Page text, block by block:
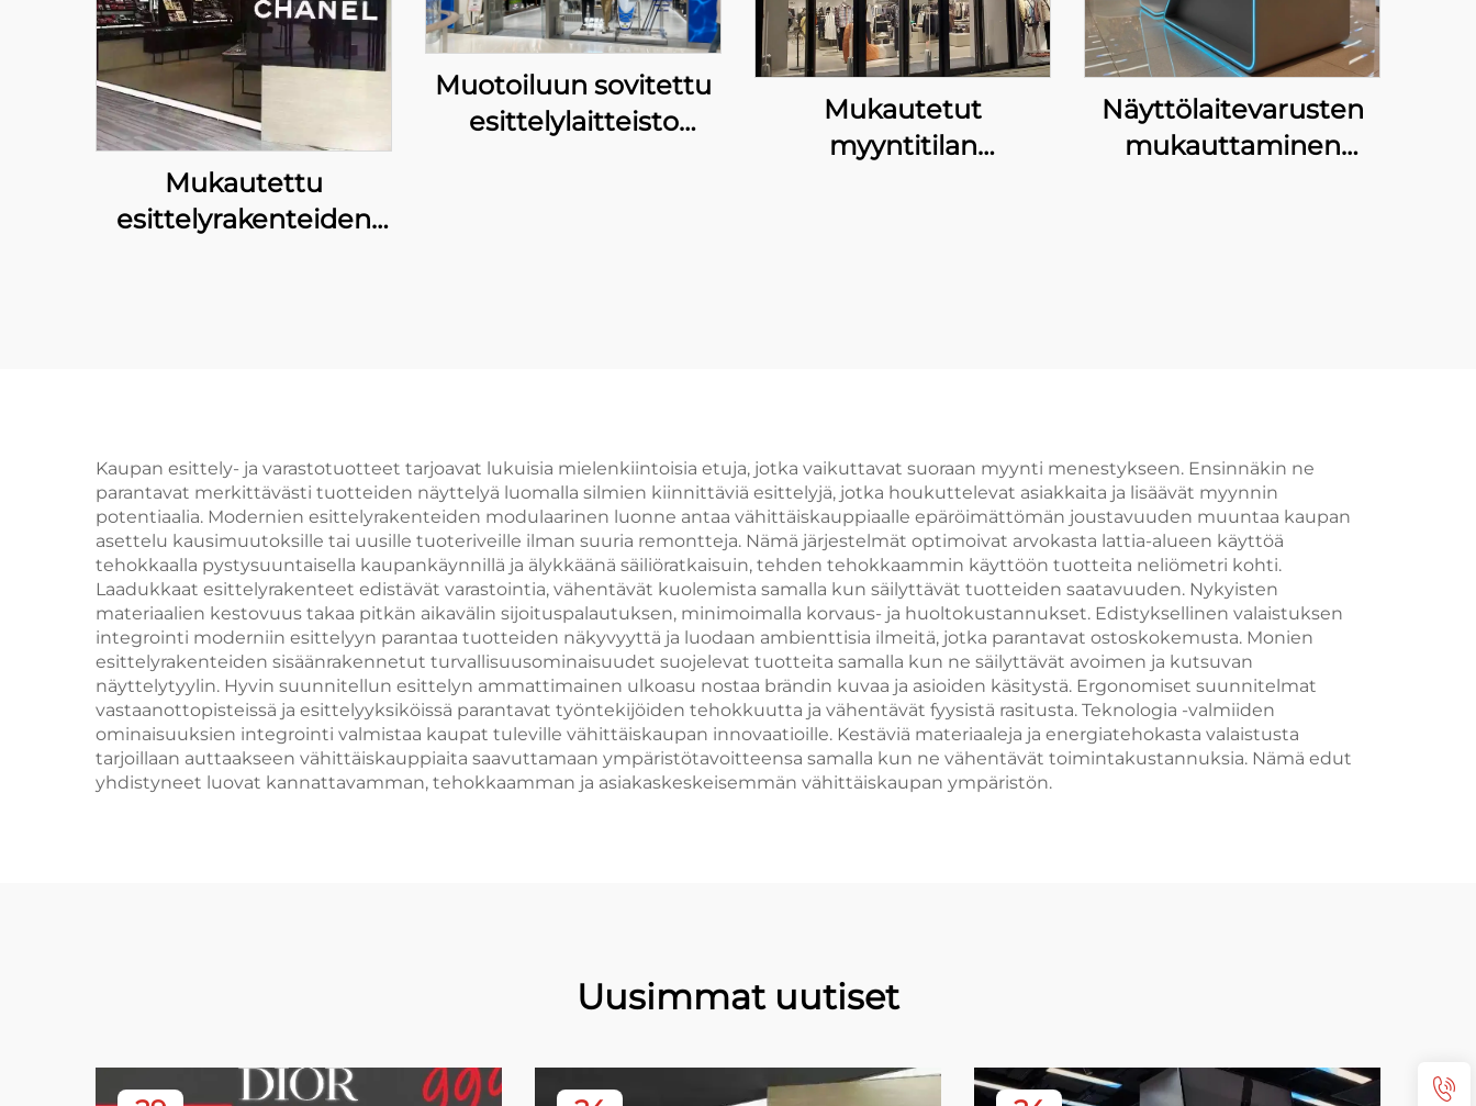
Mukautettu
esittelyrakenteiden
Muotoiluun sovitettu
esittelylaitteisto
Mukautetut
myyntitilan
Näyttölaitevarusten
mukauttaminen
Kaupan esittely- ja varastotuotteet tarjoavat lukuisia mielenkiintoisia etuja, jotka vaikuttavat suoraan myynti menestykseen. Ensinnäkin ne
parantavat merkittävästi tuotteiden näyttelyä luomalla silmien kiinnittäviä esittelyjä, jotka houkuttelevat asiakkaita ja lisäävät myynnin
potentiaalia. Modernien esittelyrakenteiden modulaarinen luonne antaa vähittäiskauppiaalle epäröimättömän joustavuuden muuntaa kaupan
asettelu kausimuutoksille tai uusille tuoteriveille ilman suuria remontteja. Nämä järjestelmät optimoivat arvokasta lattia-alueen käyttöä
tehokkaalla pystysuuntaisella kaupankäynnillä ja älykkäänä säiliöratkaisuin, tehden tehokkaammin käyttöön tuotteita neliömetri kohti.
Laadukkaat esittelyrakenteet edistävät varastointia, vähentävät kuolemista samalla kun säilyttävät tuotteiden saatavuuden. Nykyisten
materiaalien kestovuus takaa pitkän aikavälin sijoituspalautuksen, minimoimalla korvaus- ja huoltokustannukset. Edistyksellinen valaistuksen
integrointi moderniin esittelyyn parantaa tuotteiden näkyvyyttä ja luodaan ambienttisia ilmeitä, jotka parantavat ostoskokemusta. Monien
esittelyrakenteiden sisäänrakennetut turvallisuusominaisuudet suojelevat tuotteita samalla kun ne säilyttävät avoimen ja kutsuvan
näyttelytyylin. Hyvin suunnitellun esittelyn ammattimainen ulkoasu nostaa brändin kuvaa ja asioiden käsitystä. Ergonomiset suunnitelmat
vastaanottopisteissä ja esittelyyksiköissä parantavat työntekijöiden tehokkuutta ja vähentävät fyysistä rasitusta. Teknologia -valmiiden
ominaisuuksien integrointi valmistaa kaupat tuleville vähittäiskaupan innovaatioille. Kestäviä materiaaleja ja energiatehokasta valaistusta
tarjoillaan auttaakseen vähittäiskauppiaita saavuttamaan ympäristötavoitteensa samalla kun ne vähentävät toimintakustannuksia. Nämä edut
yhdistyneet luovat kannattavamman, tehokkaamman ja asiakaskeskeisemmän vähittäiskaupan ympäristön.
Uusimmat uutiset